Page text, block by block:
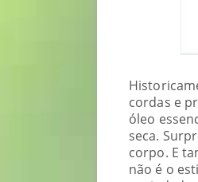
cordas e
óleo
seca.
corpo. E
não é o